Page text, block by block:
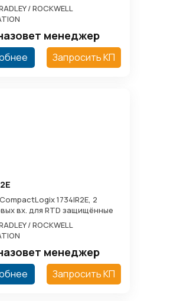
/ ROCKWELL
менеджер
Запросить КП
1734IR2E, 2
вх. для RTD защищённые
/ ROCKWELL
менеджер
Запросить КП